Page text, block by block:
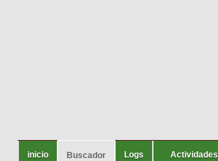
inicio Buscador Logs Actividades